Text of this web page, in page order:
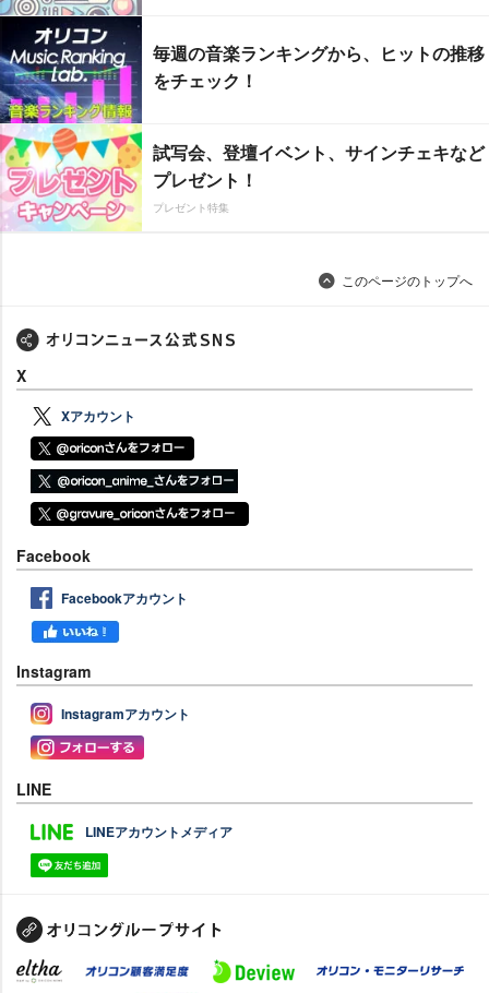
毎週の音楽ランキングから、ヒットの推移
をチェック！
試写会、登壇イベント、サインチェキなど
プレゼント！
プレゼント特集
このページのトップへ
X
Xアカウント
Facebook
Facebookアカウント
Instagram
Instagramアカウント
LINE
LINEアカウントメディア